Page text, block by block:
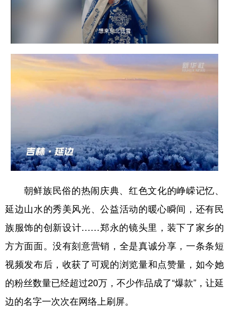
朝鲜族民俗的热闹庆典、红色文化的峥嵘记忆、
延边山水的秀美风光、公益活动的暖心瞬间，还有民
族服饰的创新设计……郑永的镜头里，装下了家乡的
方方面面。没有刻意营销，全是真诚分享，一条条短
视频发布后，收获了可观的浏览量和点赞量，如今她
的粉丝数量已经超过20万，不少作品成了“爆款”，让延
边的名字一次次在网络上刷屏。